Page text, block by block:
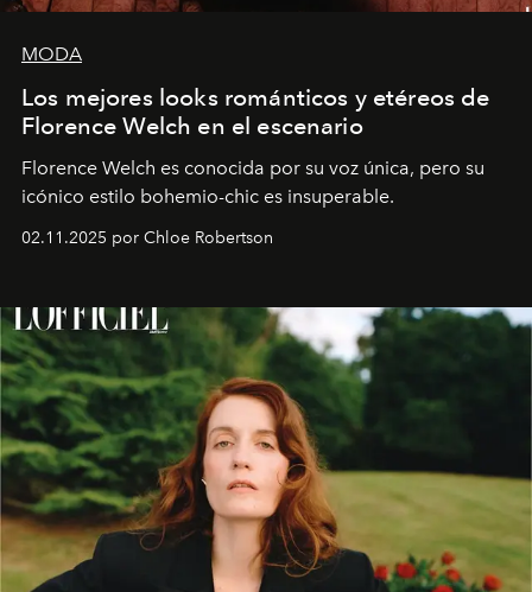
MODA
Los mejores looks románticos y etéreos de
Florence Welch en el escenario
Florence Welch es conocida por su voz única, pero su
icónico estilo bohemio-chic es insuperable.
02.11.2025 por Chloe Robertson